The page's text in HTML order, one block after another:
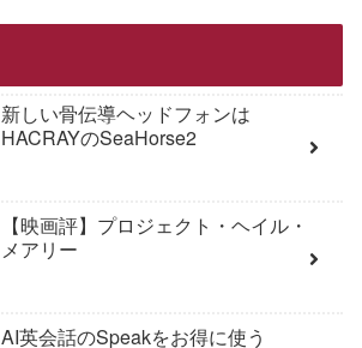
新しい骨伝導ヘッドフォンは
HACRAYのSeaHorse2
【映画評】プロジェクト・ヘイル・
メアリー
AI英会話のSpeakをお得に使う